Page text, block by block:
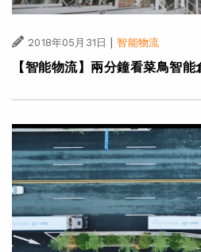
2018年05月31日 | 智能物流
【智能物流】兩分鐘看菜鳥智能